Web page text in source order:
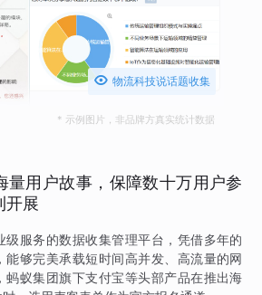
 物流科技说话题收集
* 示例图片，非品牌方真实统计数据
量用户故事，保障数十万用户参
开展
级服务的数据收集管理平台，凭借多年的
能够完美承载短时间高并发、高流量的网
蚂蚁集团旗下支付宝等头部产品在推出海